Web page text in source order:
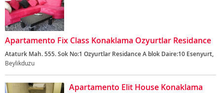
Apartamento Fix Class Konaklama Ozyurtlar Residance
Ataturk Mah. 555. Sok No:1 Ozyurtlar Residance A blok Daire:10 Esenyurt,
Beylikduzu
Apartamento Elit House Konaklama